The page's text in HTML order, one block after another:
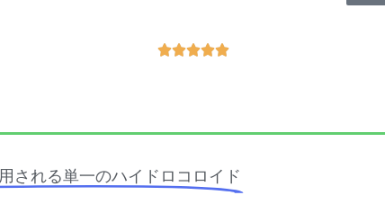
R
d
o
される単一のハイドロコロイド